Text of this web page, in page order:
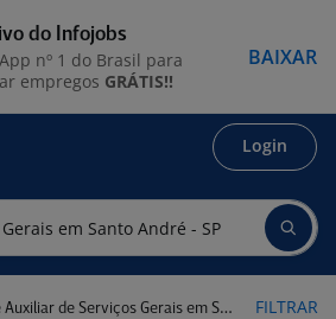
Login
de Serviços Gerais em Santo André - SP FILTRAR
do Infojobs
nº 1 do Brasil para
empregos GRÁTIS!!
BAIXAR